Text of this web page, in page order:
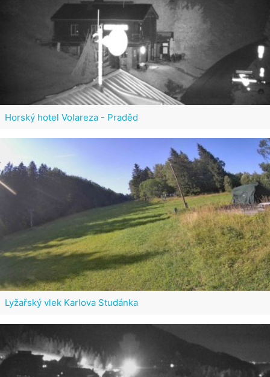
Horský hotel Volareza - Praděd
Lyžařský vlek Karlova Studánka